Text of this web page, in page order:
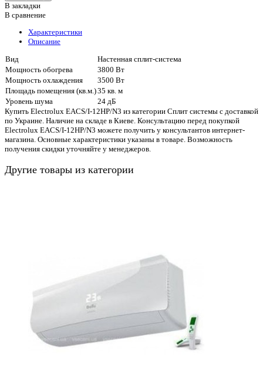
В закладки
В сравнение
Характеристики
Описание
Вид
Настенная сплит-система
Мощность обогрева
3800 Вт
Мощность охлаждения
3500 Вт
Площадь помещения (кв.м.)35 кв. м
Уровень шума
24 дБ
Купить Electrolux EACS/I-12HP/N3 из категории Сплит системы с доставкой
по Украине. Наличие на складе в Киеве. Консультацию перед покупкой
Electrolux EACS/I-12HP/N3 можете получить у консультантов интернет-
магазина. Основные характеристики указаны в товаре. Возможность
получения скидки уточняйте у менеджеров.
Другие товары из категории